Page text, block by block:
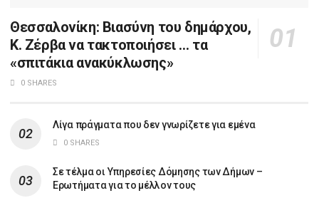
Θεσσαλονίκη: Βιασύνη του δημάρχου,
Κ. Ζέρβα να τακτοποιήσει … τα
«σπιτάκια ανακύκλωσης»
0 SHARES
Λίγα πράγματα που δεν γνωρίζετε για εμένα
0 SHARES
Σε τέλμα οι Υπηρεσίες Δόμησης των Δήμων –
Ερωτήματα για το μέλλον τους